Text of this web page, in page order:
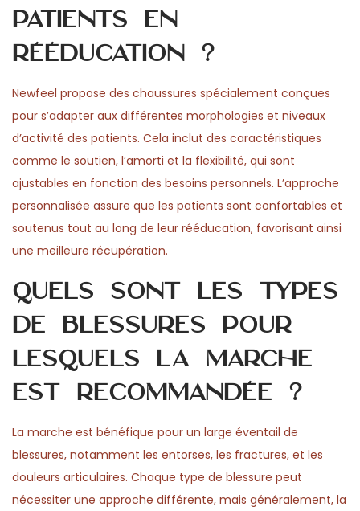
patients en
rééducation ?
Newfeel propose des chaussures spécialement conçues
pour s’adapter aux différentes morphologies et niveaux
d’activité des patients. Cela inclut des caractéristiques
comme le soutien, l’amorti et la flexibilité, qui sont
ajustables en fonction des besoins personnels. L’approche
personnalisée assure que les patients sont confortables et
soutenus tout au long de leur rééducation, favorisant ainsi
une meilleure récupération.
Quels sont les types
de blessures pour
lesquels la marche
est recommandée ?
La marche est bénéfique pour un large éventail de
blessures, notamment les entorses, les fractures, et les
douleurs articulaires. Chaque type de blessure peut
nécessiter une approche différente, mais généralement, la